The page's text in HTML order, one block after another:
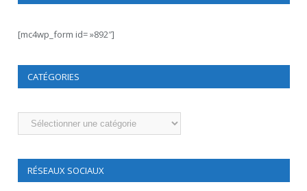
[mc4wp_form id= »892″]
CATÉGORIES
Catégories
RÉSEAUX SOCIAUX